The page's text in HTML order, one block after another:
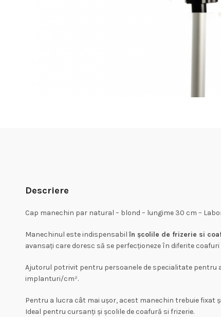
Descriere
Cap manechin par natural – blond – lungime 30 cm –
Manechinul este indispensabilîn școlile de frizerie si
avansați care doresc să se perfecționeze în diferite coafuri
Ajutorul potrivit pentru persoanele de specialitate pentru
implanturi/cm².
Pentru a lucra cât mai ușor, acest manechin trebuie fixat
Ideal pentru cursanți și școlile de coafură si frizerie.